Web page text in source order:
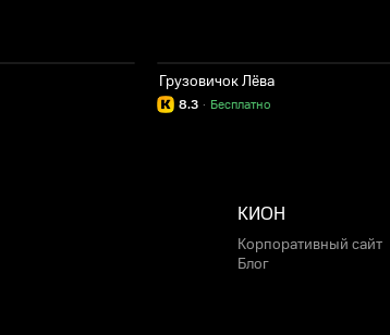
Грузовичок Лёва
8.3 Бесплатно
·
КИОН
Корпоративный сайт
Блог